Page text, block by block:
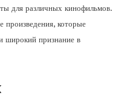
для различных кинофильмов.
произведения, которые
широкий признание в